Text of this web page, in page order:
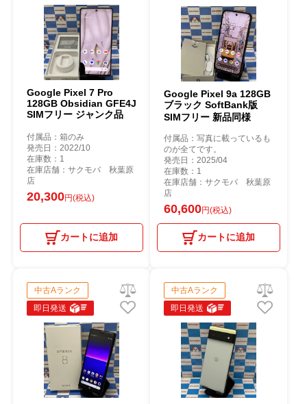
Google Pixel 7 Pro
128GB Obsidian GFE4J
SIMフリー ジャンク品
付属品：箱のみ
発売日：2022/10
在庫数：1
在庫店舗：サクモバ 秋葉原
店
20,300円(税込)
カートに追加
Google Pixel 9a 128GB
ブラック SoftBank版
SIMフリー 新品同様
付属品：写真に載っているも
のが全てです。
発売日：2025/04
在庫数：1
在庫店舗：サクモバ 秋葉原
店
60,600円(税込)
カートに追加
中古Aランク
即日発送
中古Aランク
即日発送